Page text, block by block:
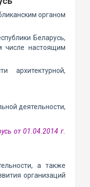
органом
Беларусь,
числе настоящим
архитектурной,
деятельности,
от 01.04.2014 г.
а также
организаций